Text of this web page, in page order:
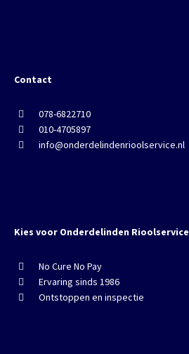
Contact
078-6822710
010-4705897
info@onderdelindenrioolservice.nl
Kies voor Onderdelinden Rioolservice
No Cure No Pay
Ervaring sinds 1986
Ontstoppen en inspectie